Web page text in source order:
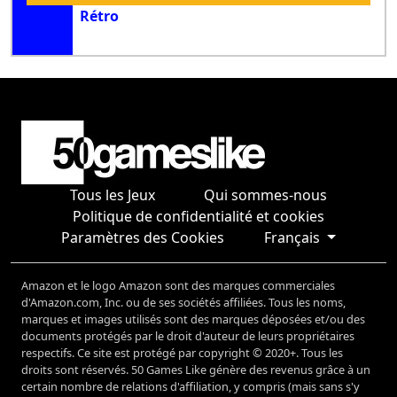
Rétro
Tous les Jeux
Qui sommes-nous
Politique de confidentialité et cookies
Paramètres des Cookies
Français
Amazon et le logo Amazon sont des marques commerciales
d'Amazon.com, Inc. ou de ses sociétés affiliées. Tous les noms,
marques et images utilisés sont des marques déposées et/ou des
documents protégés par le droit d'auteur de leurs propriétaires
respectifs. Ce site est protégé par copyright © 2020+. Tous les
droits sont réservés. 50 Games Like génère des revenus grâce à un
certain nombre de relations d'affiliation, y compris (mais sans s'y